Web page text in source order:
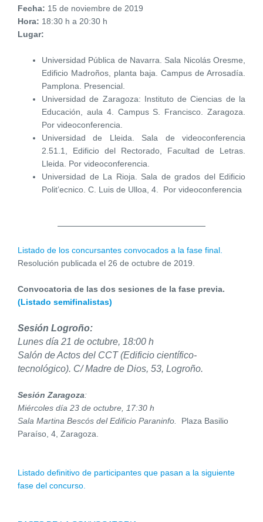
Fecha: 15 de noviembre de 2019
Hora: 18:30 h a 20:30 h
Lugar:
Universidad Pública de Navarra. Sala Nicolás Oresme,
Edificio Madroños, planta baja. Campus de Arrosadía.
Pamplona. Presencial.
Universidad de Zaragoza: Instituto de Ciencias de la
Educación, aula 4. Campus S. Francisco. Zaragoza.
Por videoconferencia.
Universidad de Lleida. Sala de videoconferencia
2.51.1, Edificio del Rectorado, Facultad de Letras.
Lleida. Por videoconferencia.
Universidad de La Rioja. Sala de grados del Edificio
Polit’ecnico. C. Luis de Ulloa, 4. Por videoconferencia
Listado de los concursantes convocados a la fase final.
Resolución publicada el 26 de octubre de 2019.
Convocatoria de las dos sesiones de la fase previa.
(Listado semifinalistas)
Sesión Logroño:
Lunes día 21 de octubre, 18:00 h
Salón de Actos del CCT (Edificio científico-
tecnológico). C/ Madre de Dios, 53, Logroño.
Sesión Zaragoza :
Miércoles día 23 de octubre, 17:30 h
Sala Martina Bescós del Edificio Paraninfo.
Plaza Basilio
Paraíso, 4, Zaragoza.
Listado definitivo de participantes que pasan a la siguiente
fase del concurso.